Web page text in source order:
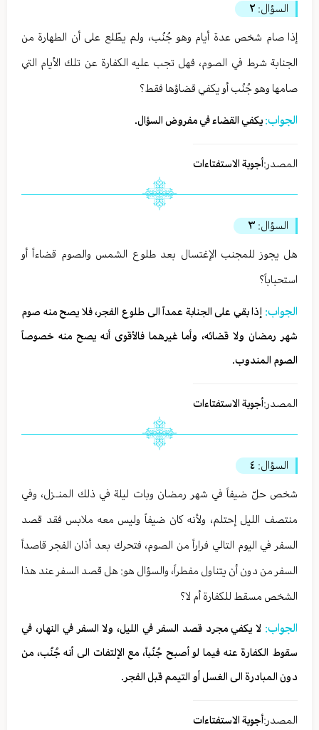
السؤال: ٢
إذا صام شخص عدة أيام وهو جُنُب، ولم يطّلع على أن الطهارة من
الجنابة شرط في الصوم، فهل تجب عليه الكفارة عن تلك الأيام التي
صامها وهو جُنُب أو يكفي قضاؤها فقط؟
الجواب: يكفي القضاء في مفروض السؤال.
المصدر:أجوبة الاستفتاءات
السؤال: ٣
هل يجوز للمجنب الإغتسال بعد طلوع الشمس والصوم قضاءاً أو
استحباباً؟
الجواب: إذا بقي على الجنابة عمداً الى طلوع الفجر، فلا يصح منه صوم
شهر رمضان ولا قضائه، وأما غيرهما فالأقوى أنه يصح منه خصوصاً
الصوم المندوب.
المصدر:أجوبة الاستفتاءات
السؤال: ٤
شخص حلّ ضيفاً في شهر رمضان وبات ليلة في ذلك المنـزل، وفي
منتصف الليل إحتلم، ولأنه كان ضيفاً وليس معه ملابس فقد قصد
السفر في اليوم التالي فراراً من الصوم، فتحرك بعد أذان الفجر قاصداً
السفر من دون أن يتناول مفطراً، والسؤال هو: هل قصد السفر عند هذا
الشخص مسقط للكفارة أم لا؟
الجواب: لا يكفي مجرد قصد السفر في الليل، ولا السفر في النهار، في
سقوط الكفارة عنه فيما لو أصبح جُنُباً، مع الإلتفات الى أنه جُنُب، من
دون المبادرة الى الغسل أو التيمم قبل الفجر.
المصدر:أجوبة الاستفتاءات